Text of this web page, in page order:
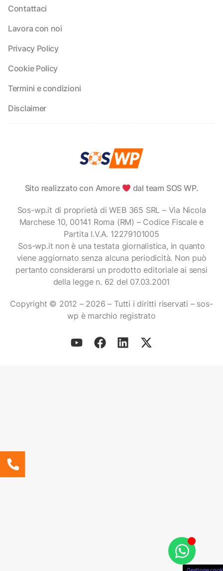
Contattaci
Lavora con noi
Privacy Policy
Cookie Policy
Termini e condizioni
Disclaimer
Sito realizzato con Amore dal team SOS WP.
Sos-wp.it di proprietà di WEB 365 SRL – Via Nicola
Marchese 10, 00141 Roma (RM) – Codice Fiscale e
Partita I.V.A. 12279101005
Sos-wp.it non è una testata giornalistica, in quanto
viene aggiornato senza alcuna periodicità. Non può
pertanto considerarsi un prodotto editoriale ai sensi
della legge n. 62 del 07.03.2001
Copyright © 2012 – 2026 – Tutti i diritti riservati – sos-
wp è marchio registrato